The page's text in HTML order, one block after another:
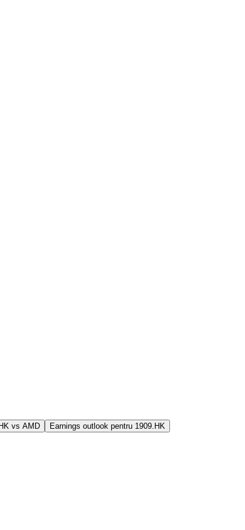
vs AMD Earnings outlook pentru 1909.HK